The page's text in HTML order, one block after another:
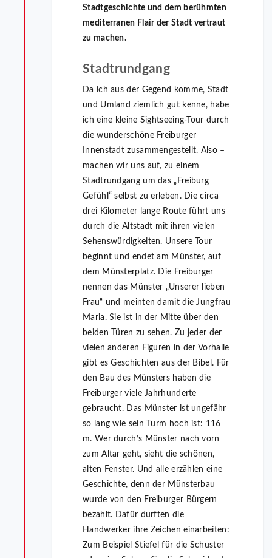
Stadtgeschichte und dem berühmten
mediterranen Flair der Stadt vertraut
zu machen.
Stadtrundgang
Da ich aus der Gegend komme, Stadt
und Umland ziemlich gut kenne, habe
ich eine kleine Sightseeing-Tour durch
die wunderschöne Freiburger
Innenstadt zusammengestellt. Also –
machen wir uns auf, zu einem
Stadtrundgang um das „Freiburg
Gefühl“ selbst zu erleben. Die circa
drei Kilometer lange Route führt uns
durch die Altstadt mit ihren vielen
Sehenswürdigkeiten. Unsere Tour
beginnt und endet am Münster, auf
dem Münsterplatz. Die Freiburger
nennen das Münster „Unserer lieben
Frau“ und meinten damit die Jungfrau
Maria. Sie ist in der Mitte über den
beiden Türen zu sehen. Zu jeder der
vielen anderen Figuren in der Vorhalle
gibt es Geschichten aus der Bibel. Für
den Bau des Münsters haben die
Freiburger viele Jahrhunderte
gebraucht. Das Münster ist ungefähr
so lang wie sein Turm hoch ist: 116
m. Wer durch‘s Münster nach vorn
zum Altar geht, sieht die schönen,
alten Fenster. Und alle erzählen eine
Geschichte, denn der Münsterbau
wurde von den Freiburger Bürgern
bezahlt. Dafür durften die
Handwerker ihre Zeichen einarbeiten:
Zum Beispiel Stiefel für die Schuster